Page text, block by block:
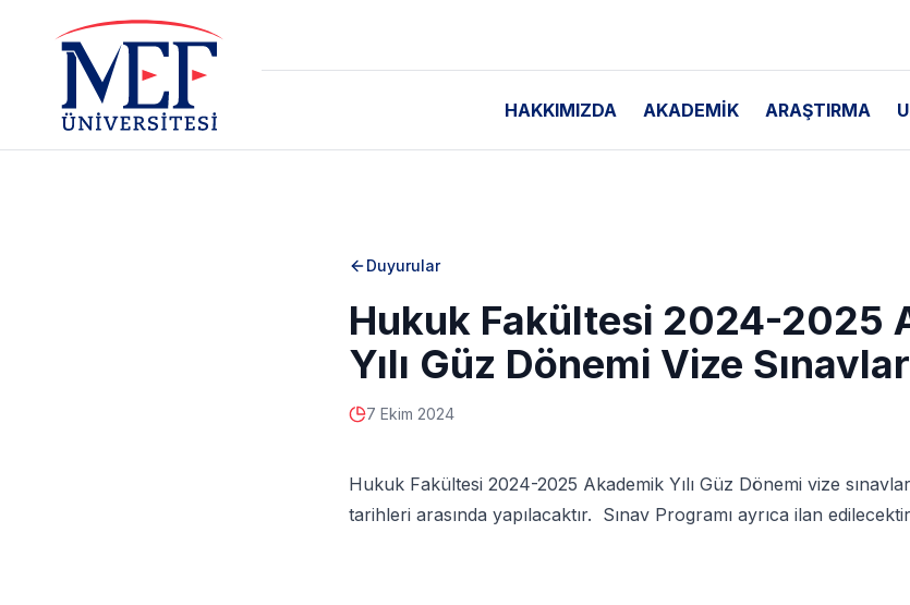
HAKKIMIZDA AKADEMİK ARAŞTIRMA
Duyurular
Hukuk Fakültesi 2024-2025
Yılı Güz Dönemi Vize
7 Ekim 2024
Hukuk Fakültesi 2024-2025 Akademik Yılı Güz Dönemi vize
tarihleri arasında yapılacaktır. Sınav Programı ayrıca ilan